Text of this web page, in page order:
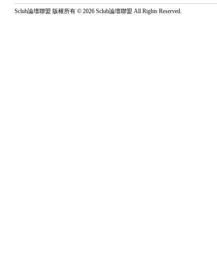
Sclub論壇聯盟 版權所有 © 2026 Sclub論壇聯盟 All Rights Reserved.